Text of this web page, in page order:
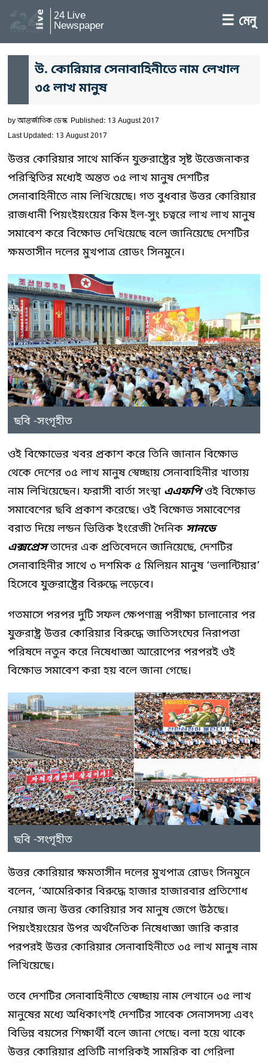
24 Live
Newspaper ☰ মেনু
উ. কোরিয়ার সেনাবাহিনীতে নাম লেখাল
৩৫ লাখ মানুষ
byআন্তর্জাতিক ডেস্ক Published: 13 August 2017
Last Updated: 13 August 2017
উত্তর কোরিয়ার সাথে মার্কিন যুক্তরাষ্ট্রের সৃষ্ট উত্তেজনাকর
পরিস্থিতির মধ্যেই অন্তত ৩৫ লাখ মানুষ দেশটির
সেনাবাহিনীতে নাম লিখিয়েছে। গত বুধবার উত্তর কোরিয়ার
রাজধানী পিয়ংইয়ংয়ের কিম ইল-সুং চত্বরে লাখ লাখ মানুষ
সমাবেশ করে বিক্ষোভ দেখিয়েছে বলে জানিয়েছে দেশটির
ক্ষমতাসীন দলের মুখপাত্র রোডং সিনমুনে।
ছবি -সংগৃহীত
ওই বিক্ষোভের খবর প্রকাশ করে তিনি জানান বিক্ষোভ
থেকে দেশের ৩৫ লাখ মানুষ স্বেচ্ছায় সেনাবাহিনীর খাতায়
নাম লিখিয়েছেন। ফরাসী বার্তা সংস্থা এএফপিওই বিক্ষোভ
সমাবেশের ছবি প্রকাশ করেছে। ওই বিক্ষোভ সমাবেশের
বরাত দিয়ে লন্ডন ভিত্তিক ইংরেজী দৈনিক সানডে
এক্সপ্রেস তাদের এক প্রতিবেদনে জানিয়েছে, দেশটির
সেনাবাহিনীর সাথে ৩ দশমিক ৫ মিলিয়ন মানুষ ‘ভলান্টিয়ার’
হিসেবে যুক্তরাষ্ট্রের বিরুদ্ধে লড়েবে।
গতমাসে পরপর দুটি সফল ক্ষেপণাস্ত্র পরীক্ষা চালানোর পর
যুক্তরাষ্ট্র উত্তর কোরিয়ার বিরুদ্ধে জাতিসংঘের নিরাপত্তা
পরিষদে নতুন করে নিষেধাজ্ঞা আরোপের পরপরই ওই
বিক্ষোভ সমাবেশ করা হয় বলে জানা গেছে।
ছবি -সংগৃহীত
উত্তর কোরিয়ার ক্ষমতাসীন দলের মুখপাত্র রোডং সিনমুনে
বলেন, ‘আমেরিকার বিরুদ্ধে হাজার হাজারবার প্রতিশোধ
নেয়ার জন্য উত্তর কোরিয়ার সব মানুষ জেগে উঠছে।
পিয়ংইয়ংয়ের উপর অর্থনৈতিক নিষেধাজ্ঞা জারি করার
পরপরই উত্তর কোরিয়ার সেনাবাহিনীতে ৩৫ লাখ মানুষ নাম
লিখিয়েছে।
তবে দেশটির সেনাবাহিনীতে স্বেচ্ছায় নাম লেখানে ৩৫ লাখ
মানুষের মধ্যে অধিকাংশই দেশটির সাবেক সেনাসদস্য এবং
বিভিন্ন বয়সের শিক্ষার্থী বলে জানা গেছে। বলা হয়ে থাকে
উত্তর কোরিয়ার প্রতিটি নাগরিকই সামরিক বা গেরিলা